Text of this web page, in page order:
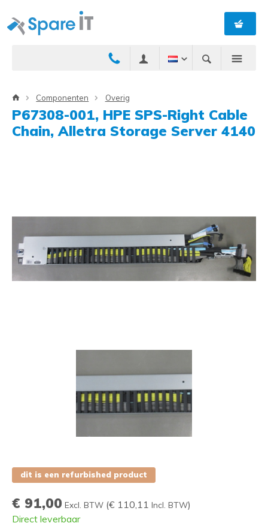
Componenten Overig
P67308-001, HPE SPS-Right Cable
Chain, Alletra Storage Server 4140
dit is een refurbished product
€ 91,00 Excl. BTW (€ 110,11 Incl. BTW)
Direct leverbaar